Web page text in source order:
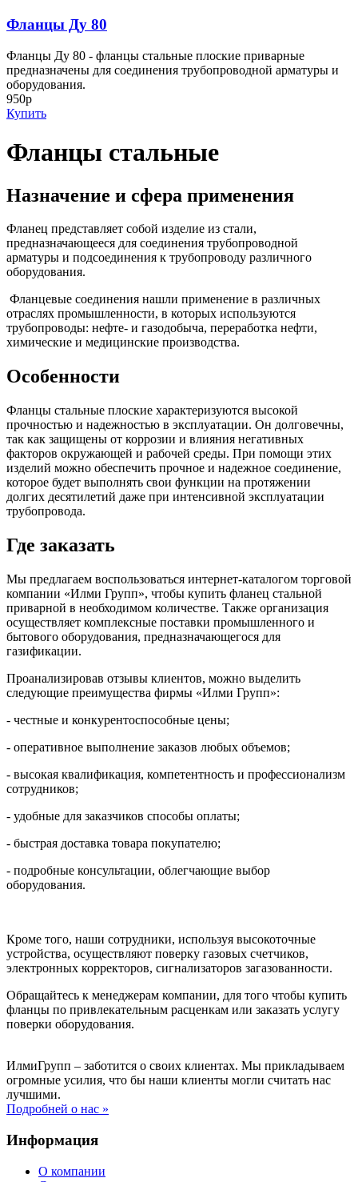
Фланцы Ду 80
Фланцы Ду 80 - фланцы стальные плоские приварные
предназначены для соединения трубопроводной арматуры и
оборудования.
950р
Купить
Фланцы стальные
Назначение и сфера применения
Фланец представляет собой изделие из стали,
предназначающееся для соединения трубопроводной
арматуры и подсоединения к трубопроводу различного
оборудования.
Фланцевые соединения нашли применение в различных
отраслях промышленности, в которых используются
трубопроводы: нефте- и газодобыча, переработка нефти,
химические и медицинские производства.
Особенности
Фланцы стальные плоские характеризуются высокой
прочностью и надежностью в эксплуатации. Он долговечны,
так как защищены от коррозии и влияния негативных
факторов окружающей и рабочей среды. При помощи этих
изделий можно обеспечить прочное и надежное соединение,
которое будет выполнять свои функции на протяжении
долгих десятилетий даже при интенсивной эксплуатации
трубопровода.
Где заказать
Мы предлагаем воспользоваться интернет-каталогом торговой
компании «Илми Групп», чтобы купить фланец стальной
приварной в необходимом количестве. Также организация
осуществляет комплексные поставки промышленного и
бытового оборудования, предназначающегося для
газификации.
Проанализировав отзывы клиентов, можно выделить
следующие преимущества фирмы «Илми Групп»:
- честные и конкурентоспособные цены;
- оперативное выполнение заказов любых объемов;
- высокая квалификация, компетентность и профессионализм
сотрудников;
- удобные для заказчиков способы оплаты;
- быстрая доставка товара покупателю;
- подробные консультации, облегчающие выбор
оборудования.
Кроме того, наши сотрудники, используя высокоточные
устройства, осуществляют поверку газовых счетчиков,
электронных корректоров, сигнализаторов загазованности.
Обращайтесь к менеджерам компании, для того чтобы купить
фланцы по привлекательным расценкам или заказать услугу
поверки оборудования.
ИлмиГрупп – заботится о своих клиентах. Мы прикладываем
огромные усилия, что бы наши клиенты могли считать нас
лучшими.
Подробней о нас »
Информация
О компании